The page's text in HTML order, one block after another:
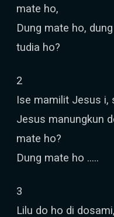
mate ho,
Dung mate ho,
tudia ho?
2
Ise mamilit Jesus i,
Jesus manungkun
mate ho?
Dung mate ho …..
3
Lilu do ho di